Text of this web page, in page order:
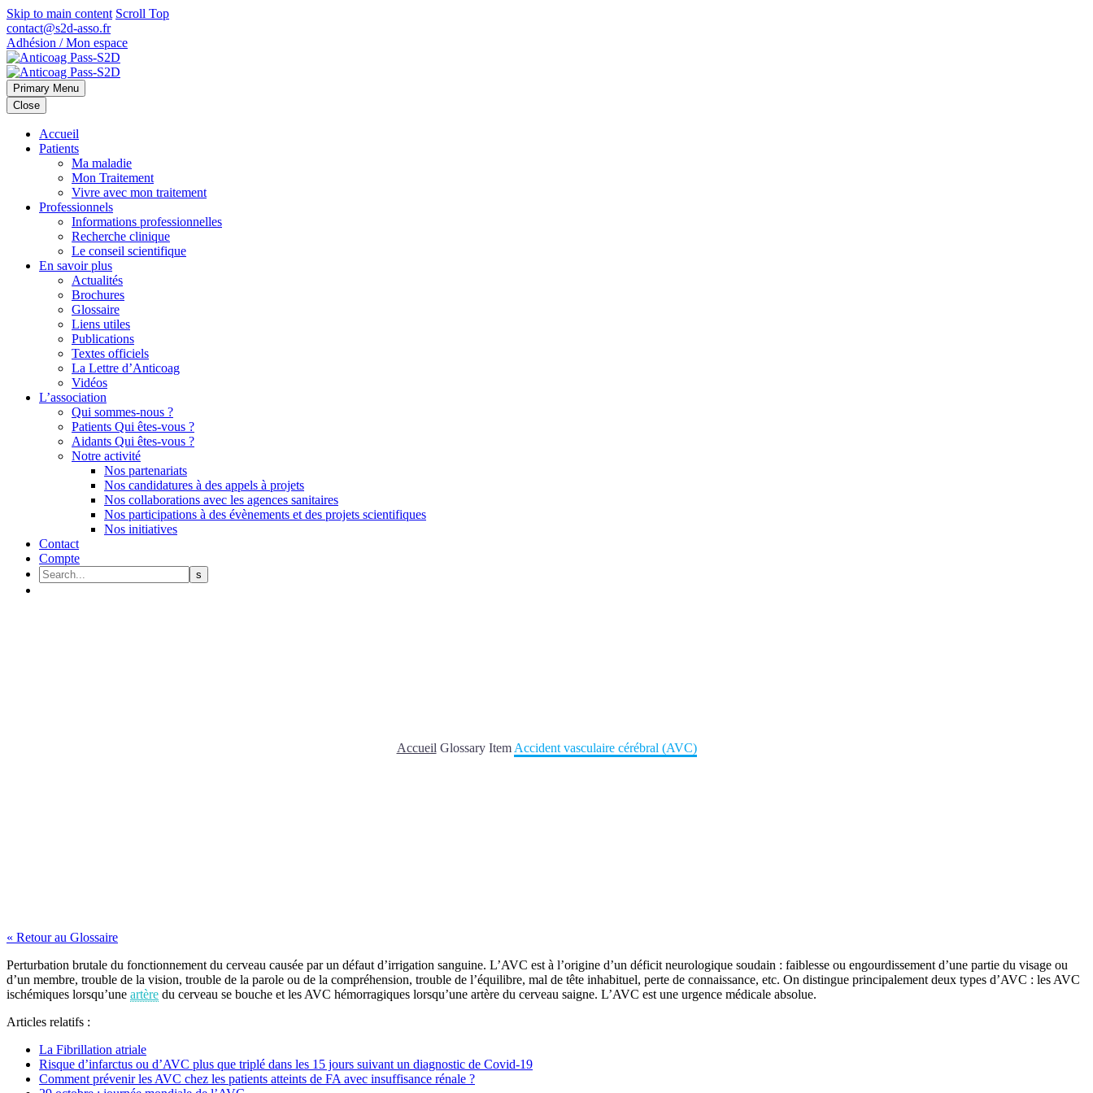
Skip to main content Scroll Top
contact@s2d-asso.fr
Adhésion / Mon espace
Primary Menu
Close
Accueil
Patients
Ma maladie
Mon Traitement
Vivre avec mon traitement
Professionnels
Informations professionnelles
Recherche clinique
Le conseil scientifique
En savoir plus
Actualités
Brochures
Glossaire
Liens utiles
Publications
Textes officiels
La Lettre d’Anticoag
Vidéos
L’association
Qui sommes-nous ?
Patients Qui êtes-vous ?
Aidants Qui êtes-vous ?
Notre activité
Nos partenariats
Nos candidatures à des appels à projets
Nos collaborations avec les agences sanitaires
Nos participations à des évènements et des projets scientifiques
Nos initiatives
Contact
Compte
Accueil Glossary Item Accident vasculaire cérébral (AVC)
« Retour au Glossaire
Perturbation brutale du fonctionnement du cerveau causée par un défaut d’irrigation sanguine. L’AVC est à l’origine d’un déficit neurologique soudain : faiblesse ou engourdissement d’une partie du visage ou
d’un membre, trouble de la vision, trouble de la parole ou de la compréhension, trouble de l’équilibre, mal de tête inhabituel, perte de connaissance, etc. On distingue principalement deux types d’AVC : les AVC
ischémiques lorsqu’une artère du cerveau se bouche et les AVC hémorragiques lorsqu’une artère du cerveau saigne. L’AVC est une urgence médicale absolue.
Articles relatifs :
La Fibrillation atriale
Risque d’infarctus ou d’AVC plus que triplé dans les 15 jours suivant un diagnostic de Covid-19
Comment prévenir les AVC chez les patients atteints de FA avec insuffisance rénale ?